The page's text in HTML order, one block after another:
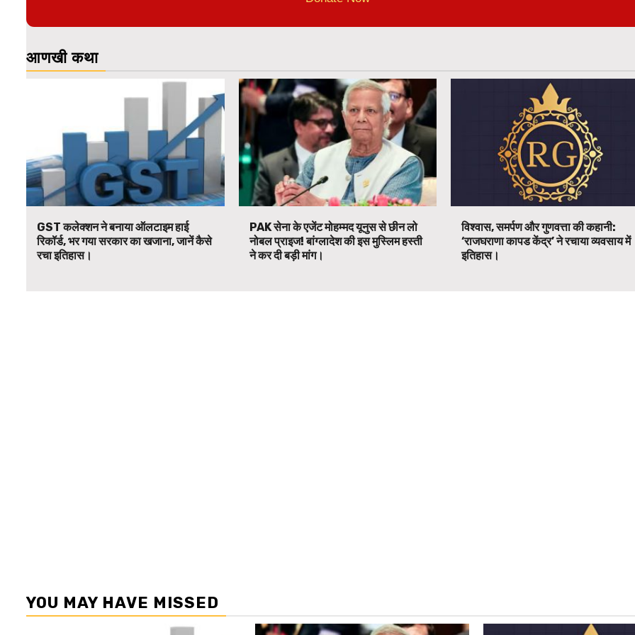
आणखी कथा
GST कलेक्शन ने बनाया ऑलटाइम हाई
रिकॉर्ड, भर गया सरकार का खजाना, जानें कैसे
रचा इतिहास।
PAK सेना के एजेंट मोहम्मद यूनुस से छीन लो
नोबल प्राइज! बांग्लादेश की इस मुस्लिम हस्ती
ने कर दी बड़ी मांग।
विश्वास, समर्पण और गुणवत्ता की कहानी:
‘राजघराणा कापड केंद्र’ ने रचाया व्यवसाय में
इतिहास।
YOU MAY HAVE MISSED